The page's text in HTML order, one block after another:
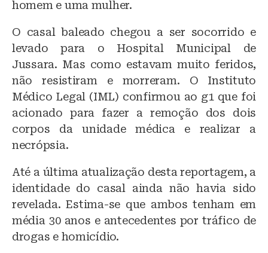
homem e uma mulher.
O casal baleado chegou a ser socorrido e
levado para o Hospital Municipal de
Jussara. Mas como estavam muito feridos,
não resistiram e morreram. O Instituto
Médico Legal (IML) confirmou ao g1 que foi
acionado para fazer a remoção dos dois
corpos da unidade médica e realizar a
necrópsia.
Até a última atualização desta reportagem, a
identidade do casal ainda não havia sido
revelada. Estima-se que ambos tenham em
média 30 anos e antecedentes por tráfico de
drogas e homicídio.